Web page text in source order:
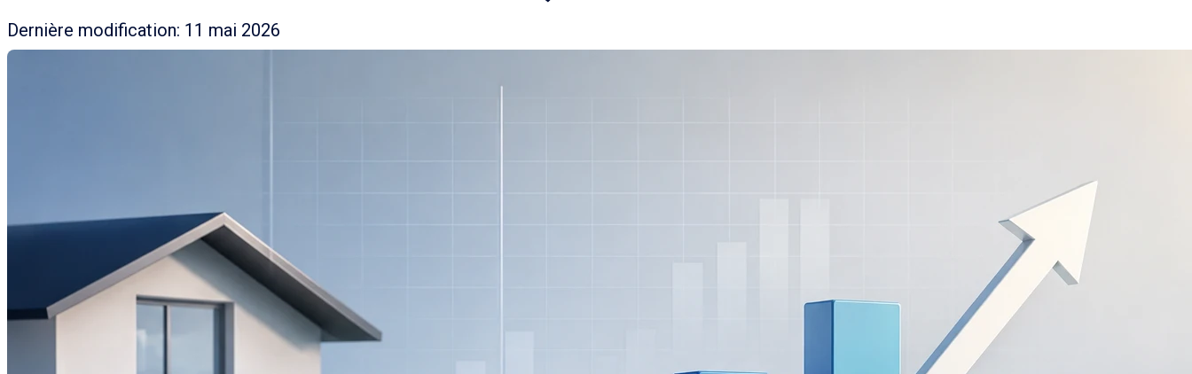
Dernière modification: 11 mai 2026